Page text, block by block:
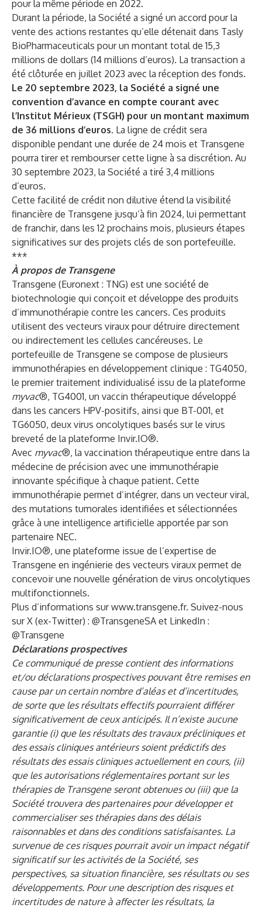
pour la même période en 2022.
Durant la période, la Société a signé un accord pour la
vente des actions restantes qu’elle détenait dans Tasly
BioPharmaceuticals pour un montant total de 15,3
millions de dollars (14 millions d’euros). La transaction a
été clôturée en juillet 2023 avec la réception des fonds.
Le 20 septembre 2023, la Société a signé une
convention d’avance en compte courant avec
l’Institut Mérieux (TSGH) pour un montant maximum
de 36 millions d’euros. La ligne de crédit sera
disponible pendant une durée de 24 mois et Transgene
pourra tirer et rembourser cette ligne à sa discrétion. Au
30 septembre 2023, la Société a tiré 3,4 millions
d’euros.
Cette facilité de crédit non dilutive étend la visibilité
financière de Transgene jusqu’à fin 2024, lui permettant
de franchir, dans les 12 prochains mois, plusieurs étapes
significatives sur des projets clés de son portefeuille.
***
À propos de Transgene
Transgene (Euronext : TNG) est une société de
biotechnologie qui conçoit et développe des produits
d’immunothérapie contre les cancers. Ces produits
utilisent des vecteurs viraux pour détruire directement
ou indirectement les cellules cancéreuses. Le
portefeuille de Transgene se compose de plusieurs
immunothérapies en développement clinique : TG4050,
le premier traitement individualisé issu de la plateforme
myvac®, TG4001, un vaccin thérapeutique développé
dans les cancers HPV-positifs, ainsi que BT-001, et
TG6050, deux virus oncolytiques basés sur le virus
breveté de la plateforme Invir.IO®.
Avec myvac®, la vaccination thérapeutique entre dans la
médecine de précision avec une immunothérapie
innovante spécifique à chaque patient. Cette
immunothérapie permet d’intégrer, dans un vecteur viral,
des mutations tumorales identifiées et sélectionnées
grâce à une intelligence artificielle apportée par son
partenaire NEC.
Invir.IO®, une plateforme issue de l’expertise de
Transgene en ingénierie des vecteurs viraux permet de
concevoir une nouvelle génération de virus oncolytiques
multifonctionnels.
Plus d’informations surwww.transgene.fr. Suivez-nous
sur X (ex-Twitter) : @TransgeneSA et LinkedIn :
@Transgene
Déclarations prospectives
Ce communiqué de presse contient des informations
et/ou déclarations prospectives pouvant être remises en
cause par un certain nombre d’aléas et d’incertitudes,
de sorte que les résultats effectifs pourraient différer
significativement de ceux anticipés. Il n’existe aucune
garantie (i) que les résultats des travaux précliniques et
des essais cliniques antérieurs soient prédictifs des
résultats des essais cliniques actuellement en cours, (ii)
que les autorisations réglementaires portant sur les
thérapies de Transgene seront obtenues ou (iii) que la
Société trouvera des partenaires pour développer et
commercialiser ses thérapies dans des délais
raisonnables et dans des conditions satisfaisantes. La
survenue de ces risques pourrait avoir un impact négatif
significatif sur les activités de la Société, ses
perspectives, sa situation financière, ses résultats ou ses
développements. Pour une description des risques et
incertitudes de nature à affecter les résultats, la